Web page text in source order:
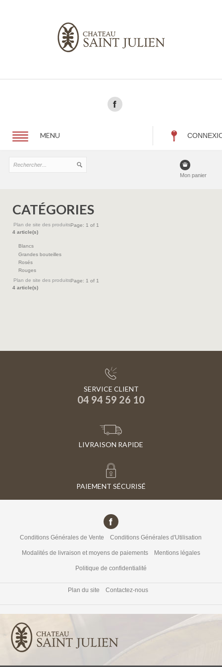
MENU
Mon panier
CATÉGORIES
Plan de site des produitsPage: 1 of 1
4 article(s)
Blancs
Grandes bouteilles
Rosés
Rouges
Plan de site des produitsPage: 1 of 1
4 article(s)
SERVICE CLIENT
04 94 59 26 10
LIVRAISON RAPIDE
PAIEMENT SÉCURISÉ
Conditions Générales de Vente Conditions Générales d'Utilisation
Modalités de livraison et moyens de paiements Mentions légales
Politique de confidentialité
Plan du site Contactez-nous